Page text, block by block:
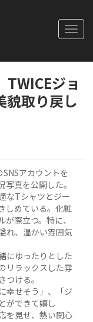
TWICEジョ
貌取り戻し
アカウントを
真を公開した。
なTシャツとジー
しめている。化粧
際立つ。特に、
れ、温かい雰囲気
にゆったりとした
リラックスした雰
ける。
幸せそう」、「ジ
ができて嬉し
を見せ、熱い関心